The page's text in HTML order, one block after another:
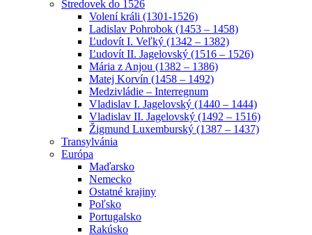
Stredovek do 1526
Volení králi (1301-1526)
Ladislav Pohrobok (1453 – 1458)
Ľudovít I. Veľký (1342 – 1382)
Ľudovít II. Jagelovský (1516 – 1526)
Mária z Anjou (1382 – 1386)
Matej Korvín (1458 – 1492)
Medzivládie – Interregnum
Vladislav I. Jagelovský (1440 – 1444)
Vladislav II. Jagelovský (1492 – 1516)
Žigmund Luxemburský (1387 – 1437)
Transylvánia
Európa
Maďarsko
Nemecko
Ostatné krajiny
Poľsko
Portugalsko
Rakúsko